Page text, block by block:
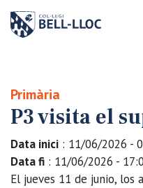
Bell-lloc
Educativo
Primària
P3 visita el
Data inici : 11/06/2026 -
Data fi : 11/06/2026 -
El jueves 11 de junio, los